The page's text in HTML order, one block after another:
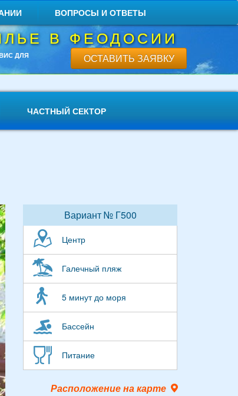
ВОПРОСЫ И ОТВЕТЫ
В ФЕОДОСИИ
ДЛЯ
ОСТАВИТЬ ЗАЯВКУ
ЧАСТНЫЙ СЕКТОР
Вариант № Г500
Центр
Галечный пляж
5 минут до моря
Бассейн
Питание
Расположение на карте